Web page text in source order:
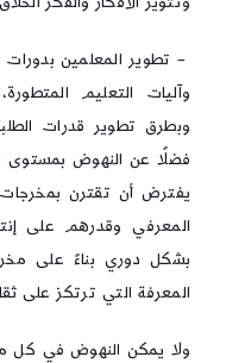
– تطوير المعلمين
وآليات التعليم
وبطرق تطوير قدرات
فضلًا عن النهوض بمستوى
يفترض أن تقترن بمخرجات
المعرفي وقدرهم على
بشكل دوري بناءً على
المعرفة التي ترتكز على
ولا يمكن النهوض في كل ما